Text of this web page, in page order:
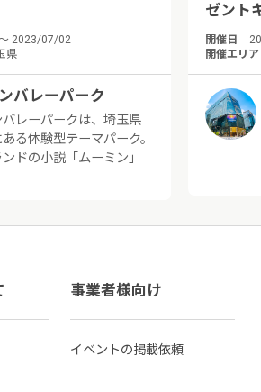
2023/07/02
県
バレーパーク
バレーパークは、埼玉県
る体験型テーマパーク。
ドの小説「ムーミン」
ゼント
開催日
開催エリア
事業者様向け
イベントの掲載依頼